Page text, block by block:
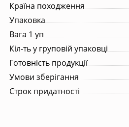
молоко
Порційна
Країна походження
Упаковка
Вага 1 уп
Кіл-ть у груповій упаковці
Готовність продукції
Умови зберігання
Строк придатності